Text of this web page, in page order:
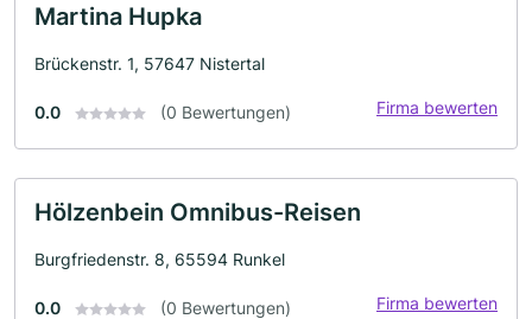
Martina Hupka
Brückenstr. 1, 57647 Nistertal
0.0 (0 Bewertungen) Firma bewerten
Hölzenbein Omnibus-Reisen
Burgfriedenstr. 8, 65594 Runkel
0.0 (0 Bewertungen) Firma bewerten